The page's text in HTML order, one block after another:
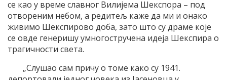
се као у време славног Вилиjема Шекспора – под
отвореним небом, а редитељ каже да ми и онако
живимо Шекспирово доба, зато што су драме коjе
се овде генеришу умногостручена идеjа Шекспира о
трагичности света.
„Слушао сам причу о томе како су 1941.